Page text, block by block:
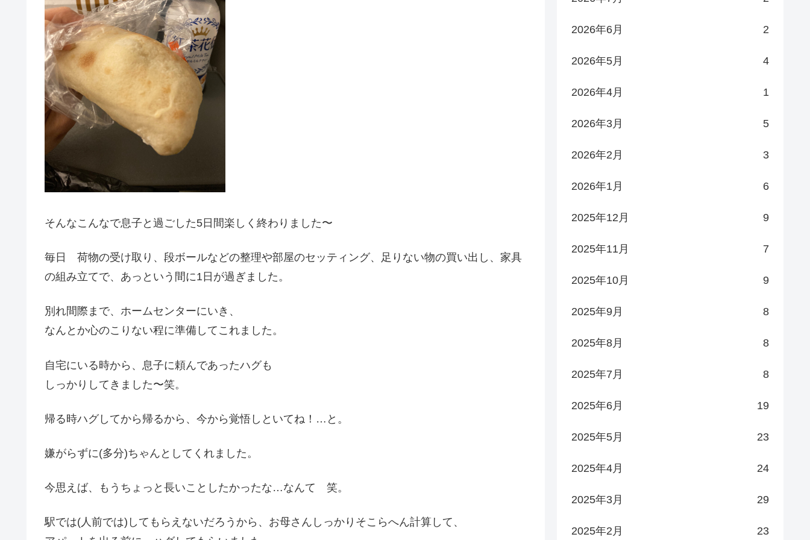
そんなこんなで息子と過ごした5日間楽しく終わりました〜
毎日 荷物の受け取り、段ボールなどの整理や部屋のセッティング、足りない物の買い出し、家具
の組み立てで、あっという間に1日が過ぎました。
別れ間際まで、ホームセンターにいき、
なんとか心のこりない程に準備してこれました。
自宅にいる時から、息子に頼んであったハグも
しっかりしてきました〜笑。
帰る時ハグしてから帰るから、今から覚悟しといてね！…と。
嫌がらずに(多分)ちゃんとしてくれました。
今思えば、もうちょっと長いことしたかったな…なんて 笑。
駅では(人前では)してもらえないだろうから、お母さんしっかりそこらへん計算して、
2026年6月 2
2026年5月 4
2026年4月 1
2026年3月 5
2026年2月 3
2026年1月 6
2025年12月 9
2025年11月 7
2025年10月 9
2025年9月 8
2025年8月 8
2025年7月 8
2025年6月 19
2025年5月 23
2025年4月 24
2025年3月 29
2025年2月 23